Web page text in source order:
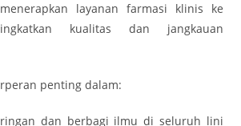
layanan farmasi klinis ke
kualitas dan jangkauan
penting dalam:
dan berbagi ilmu di seluruh lini